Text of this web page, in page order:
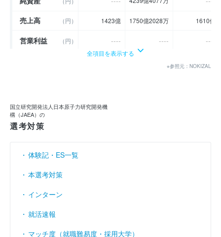
売上高
（円） 1423億 1750億2028万 1610億
営業利益 （円） ---- ---- ----
利益余剰金 （円）
売上伸び率
営業利益率 （％） ---- ---- ----
全項目を表示する
※参照元：NOKIZAL
国立研究開発法人日本原子力研究開発機
構（JAEA）の
選考対策
体験記・ES一覧
本選考対策
インターン
就活速報
マッチ度（就職難易度・採用大学）